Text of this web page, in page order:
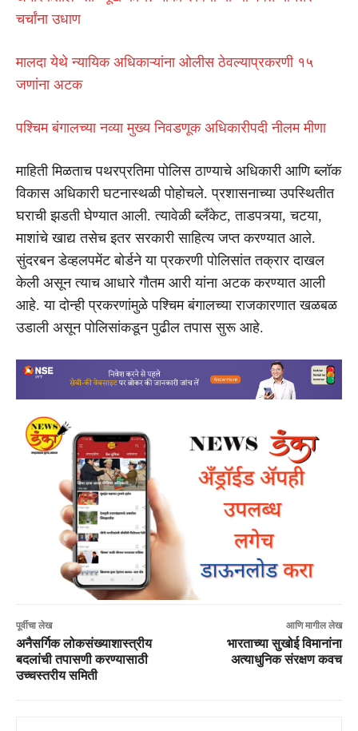
चर्चांना उधाण
मालदा येथे न्यायिक अधिकाऱ्यांना ओलीस ठेवल्याप्रकरणी १५
जणांना अटक
पश्चिम बंगालच्या नव्या मुख्य निवडणूक अधिकारीपदी नीलम मीणा
माहिती मिळताच पथरप्रतिमा पोलिस ठाण्याचे अधिकारी आणि ब्लॉक
विकास अधिकारी घटनास्थळी पोहोचले. प्रशासनाच्या उपस्थितीत
घराची झडती घेण्यात आली. त्यावेळी ब्लँकेट, ताडपत्र्या, चटया,
माशांचे खाद्य तसेच इतर सरकारी साहित्य जप्त करण्यात आले.
सुंदरबन डेव्हलपमेंट बोर्डने या प्रकरणी पोलिसांत तक्रार दाखल
केली असून त्याच आधारे गौतम आरी यांना अटक करण्यात आली
आहे. या दोन्ही प्रकरणांमुळे पश्चिम बंगालच्या राजकारणात खळबळ
उडाली असून पोलिसांकडून पुढील तपास सुरू आहे.
पूर्वीचा लेख
अनैसर्गिक लोकसंख्याशास्त्रीय
बदलांची तपासणी करण्यासाठी
उच्चस्तरीय समिती
आणि मागील लेख
भारताच्या सुखोई विमानांना
अत्याधुनिक संरक्षण कवच